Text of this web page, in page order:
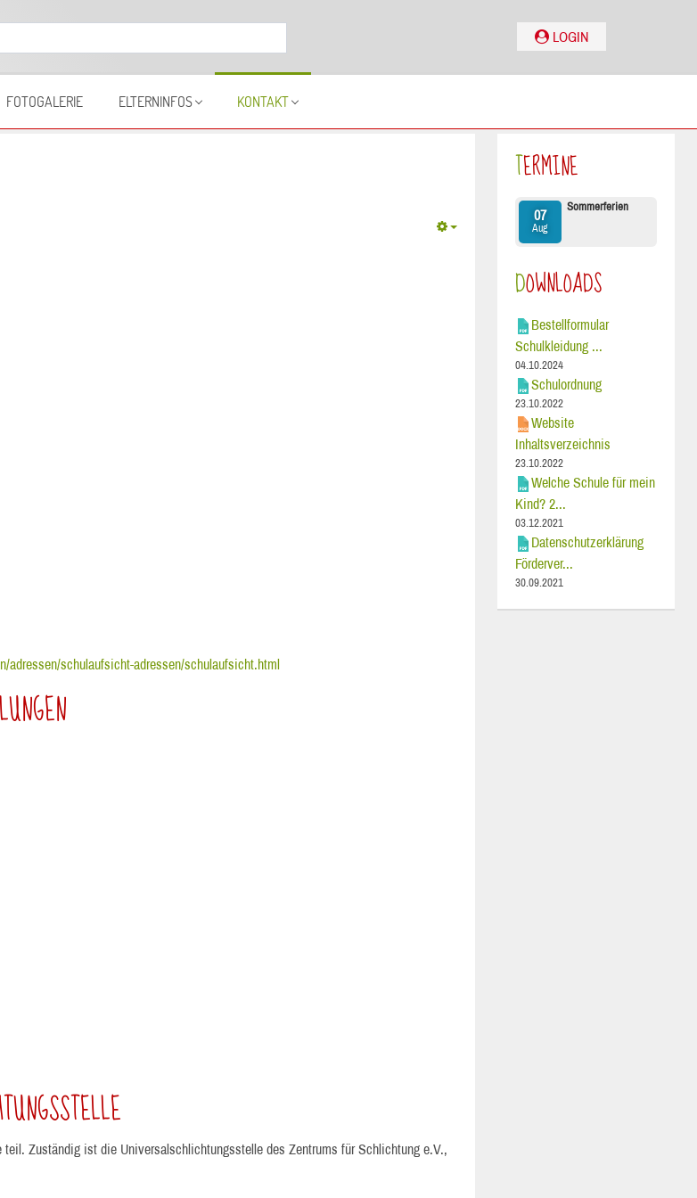
LOGIN
FOTOGALERIE ELTERNINFOS KONTAKT
adressen/schulaufsicht-adressen/schulaufsicht.html
Zuständig ist die Universalschlichtungsstelle des Zentrums für Schlichtung e.V.,
TERMINE
07
Aug
Sommerferien
DOWNLOADS
Bestellformular
Schulkleidung ...
04.10.2024
Schulordnung
23.10.2022
Website
Inhaltsverzeichnis
23.10.2022
Welche Schule für mein
Kind? 2...
03.12.2021
Datenschutzerklärung
Förderver...
30.09.2021